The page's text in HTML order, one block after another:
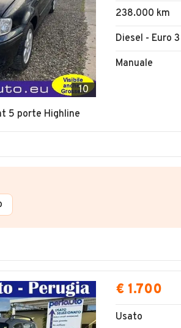
10
5 porte Highline
238.000 km
Diesel - Euro 3
Manuale
€ 1.700
Usato